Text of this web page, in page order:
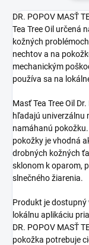
DR. POPOV MASŤ
Tea Tree Oil určená
kožných
nechtov a na
mechanickým
používa sa na
Masť Tea Tree Oil
hľadajú univerzálnu
namáhanú
pokožky je vhodná
drobných kožných
sklonom k oparom,
slnečného žiarenia.
Produkt je
lokálnu aplikáciu
DR. POPOV MASŤ
pokožka potrebuje